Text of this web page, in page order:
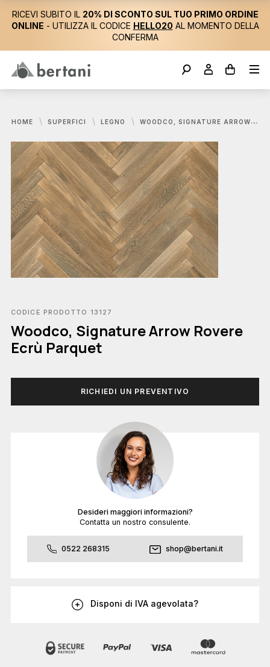
RICEVI SUBITO IL 20% DI SCONTO SUL TUO PRIMO ORDINE
ONLINE - UTILIZZA IL CODICE HELLO20 AL MOMENTO DELLA
CONFERMA
HOME SUPERFICI LEGNO WOODCO, SIGNATURE ARROW ROVERE ECRÙ PARQUET
CODICE PRODOTTO 13127
Woodco, Signature Arrow Rovere
Ecrù Parquet
RICHIEDI UN PREVENTIVO
Desideri maggiori informazioni?
Contatta un nostro consulente.
0522 268315 shop@bertani.it
Disponi di IVA agevolata?